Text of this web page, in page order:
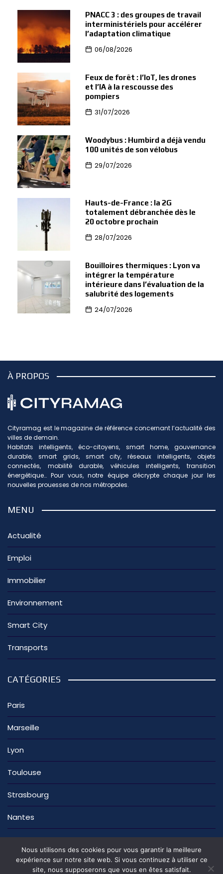
PNACC 3 : des groupes de travail
interministériels pour accélérer
l’adaptation climatique
06/08/2026
Feux de forêt : l’IoT, les drones
et l’IA à la rescousse des
pompiers
31/07/2026
Woodybus : Humbird a déjà vendu
100 unités de son vélobus
29/07/2026
Hauts-de-France : la 2G
totalement débranchée dès le
20 octobre prochain
28/07/2026
Bouilloires thermiques : Lyon va
intégrer la température
intérieure dans l’évaluation de la
salubrité des logements
24/07/2026
À PROPOS
Cityramag est le magazine de référence concernant l’actualité des
villes de demain.
Habitats intelligents, éco-citoyens, smart home, gouvernance
durable, smart grids, smart city, réseaux intelligents, objets
connectés, mobilité durable, véhicules intelligents, transition
énergétique… Pour vous, notre équipe décrypte chaque jour les
nouvelles prouesses de nos métropoles.
MENU
Actualité
Emploi
Immobilier
Environnement
Smart City
Transports
CATÉGORIES
Paris
Marseille
Lyon
Toulouse
Strasbourg
Nantes
La rédaction Nous contacter Mentions légales
Nous utilisons des cookies pour vous garantir la meilleure
expérience sur notre site web. Si vous continuez à utiliser ce
site, nous supposerons que vous en êtes satisfait.